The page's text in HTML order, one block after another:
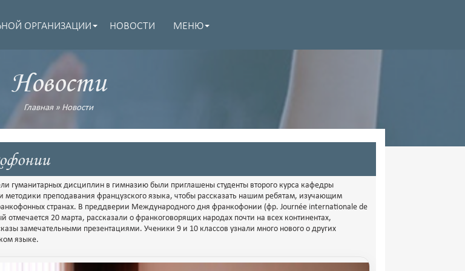
ОРГАНИЗАЦИИ НОВОСТИ МЕНЮ
Новости
Главная» Новости
гуманитарных дисциплин в гимназию были приглашены студенты второго курса кафедры
методики преподавания французского языка, чтобы рассказать нашим ребятам, изучающим
странах. В преддверии Международного дня франкофонии (фр. Journée internationale de
отмечается 20 марта, рассказали о франкоговорящих народах почти на всех континентах,
замечательными презентациями. Ученики 9 и 10 классов узнали много нового о других
языке.